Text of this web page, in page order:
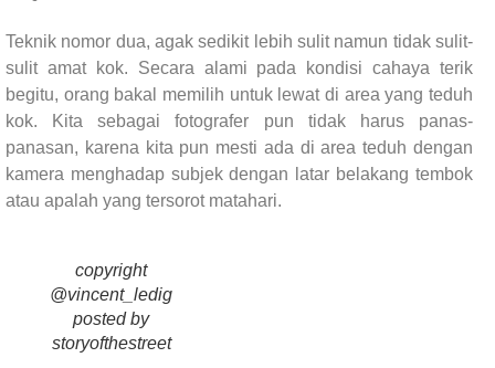
Teknik nomor dua, agak sedikit lebih sulit namun tidak sulit-
sulit amat kok. Secara alami pada kondisi cahaya terik
begitu, orang bakal memilih untuk lewat di area yang teduh
kok. Kita sebagai fotografer pun tidak harus panas-
panasan, karena kita pun mesti ada di area teduh dengan
kamera menghadap subjek dengan latar belakang tembok
atau apalah yang tersorot matahari.
copyright
@vincent_ledig
posted by
storyofthestreet